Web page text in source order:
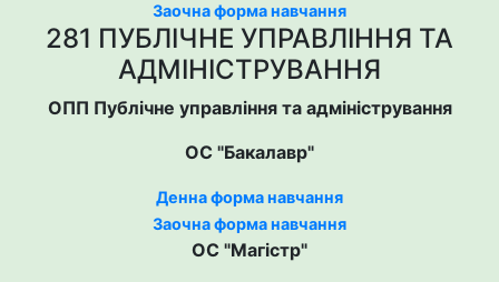
Заочна форма навчання
281 ПУБЛІЧНЕ УПРАВЛІННЯ ТА
АДМІНІСТРУВАННЯ
ОПП Публічне управління та адміністрування
ОС "Бакалавр"
Денна форма навчання
Заочна форма навчання
ОС "Магістр"